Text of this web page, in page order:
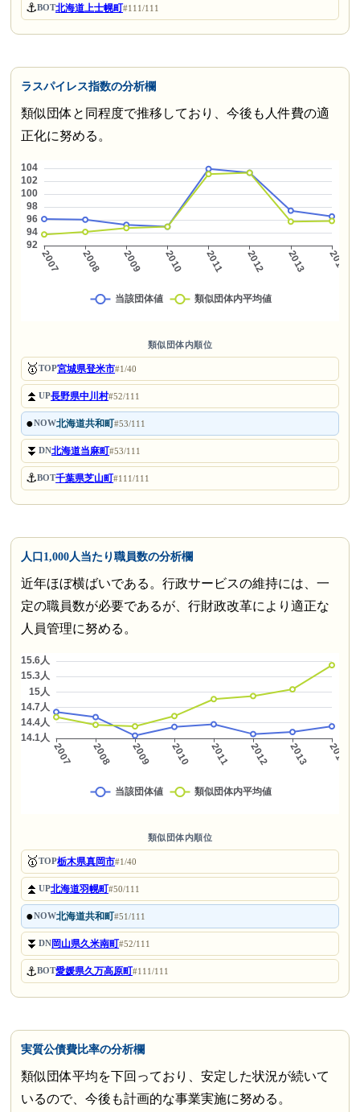
⚓BOT北海道上士幌町#111/111
ラスパイレス指数の分析欄
類似団体と同程度で推移しており、今後も人件費の適
正化に努める。
類似団体内順位
🥇TOP宮城県登米市#1/40
⏫UP長野県中川村#52/111
●NOW北海道共和町#53/111
⏬DN北海道当麻町#53/111
⚓BOT千葉県芝山町#111/111
人口1,000人当たり職員数の分析欄
近年ほぼ横ばいである。行政サービスの維持には、一
定の職員数が必要であるが、行財政改革により適正な
人員管理に努める。
類似団体内順位
🥇TOP栃木県真岡市#1/40
⏫UP北海道羽幌町#50/111
●NOW北海道共和町#51/111
⏬DN岡山県久米南町#52/111
⚓BOT愛媛県久万高原町#111/111
実質公債費比率の分析欄
類似団体平均を下回っており、安定した状況が続いて
いるので、今後も計画的な事業実施に努める。